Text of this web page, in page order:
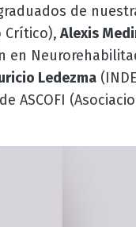
de
Crítico), Alexis
en
Ledezma
ASCOFI